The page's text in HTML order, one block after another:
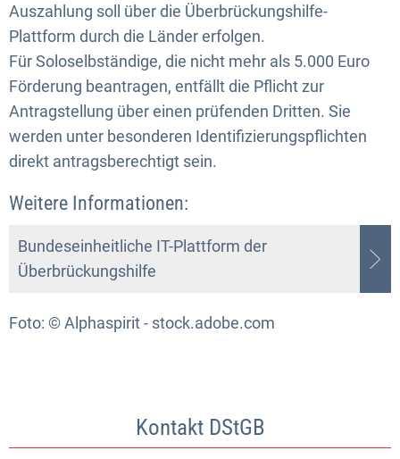
Auszahlung soll über die Überbrückungshilfe-
Plattform durch die Länder erfolgen.
Für Soloselbständige, die nicht mehr als 5.000 Euro
Förderung beantragen, entfällt die Pflicht zur
Antragstellung über einen prüfenden Dritten. Sie
werden unter besonderen Identifizierungspflichten
direkt antragsberechtigt sein.
Weitere Informationen:
Bundeseinheitliche IT-Plattform der
Überbrückungshilfe
Foto: © Alphaspirit - stock.adobe.com
Kontakt DStGB